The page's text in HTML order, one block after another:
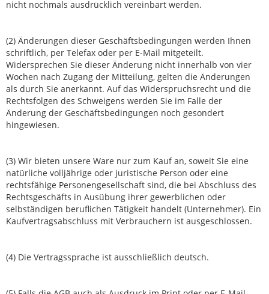
nicht nochmals ausdrücklich vereinbart werden.
(2) Änderungen dieser Geschäftsbedingungen werden Ihnen
schriftlich, per Telefax oder per E-Mail mitgeteilt.
Widersprechen Sie dieser Änderung nicht innerhalb von vier
Wochen nach Zugang der Mitteilung, gelten die Änderungen
als durch Sie anerkannt. Auf das Widerspruchsrecht und die
Rechtsfolgen des Schweigens werden Sie im Falle der
Änderung der Geschäftsbedingungen noch gesondert
hingewiesen.
(3) Wir bieten unsere Ware nur zum Kauf an, soweit Sie eine
natürliche volljährige oder juristische Person oder eine
rechtsfähige Personengesellschaft sind, die bei Abschluss des
Rechtsgeschäfts in Ausübung ihrer gewerblichen oder
selbständigen beruflichen Tätigkeit handelt (Unternehmer). Ein
Kaufvertragsabschluss mit Verbrauchern ist ausgeschlossen.
(4) Die Vertragssprache ist ausschließlich deutsch.